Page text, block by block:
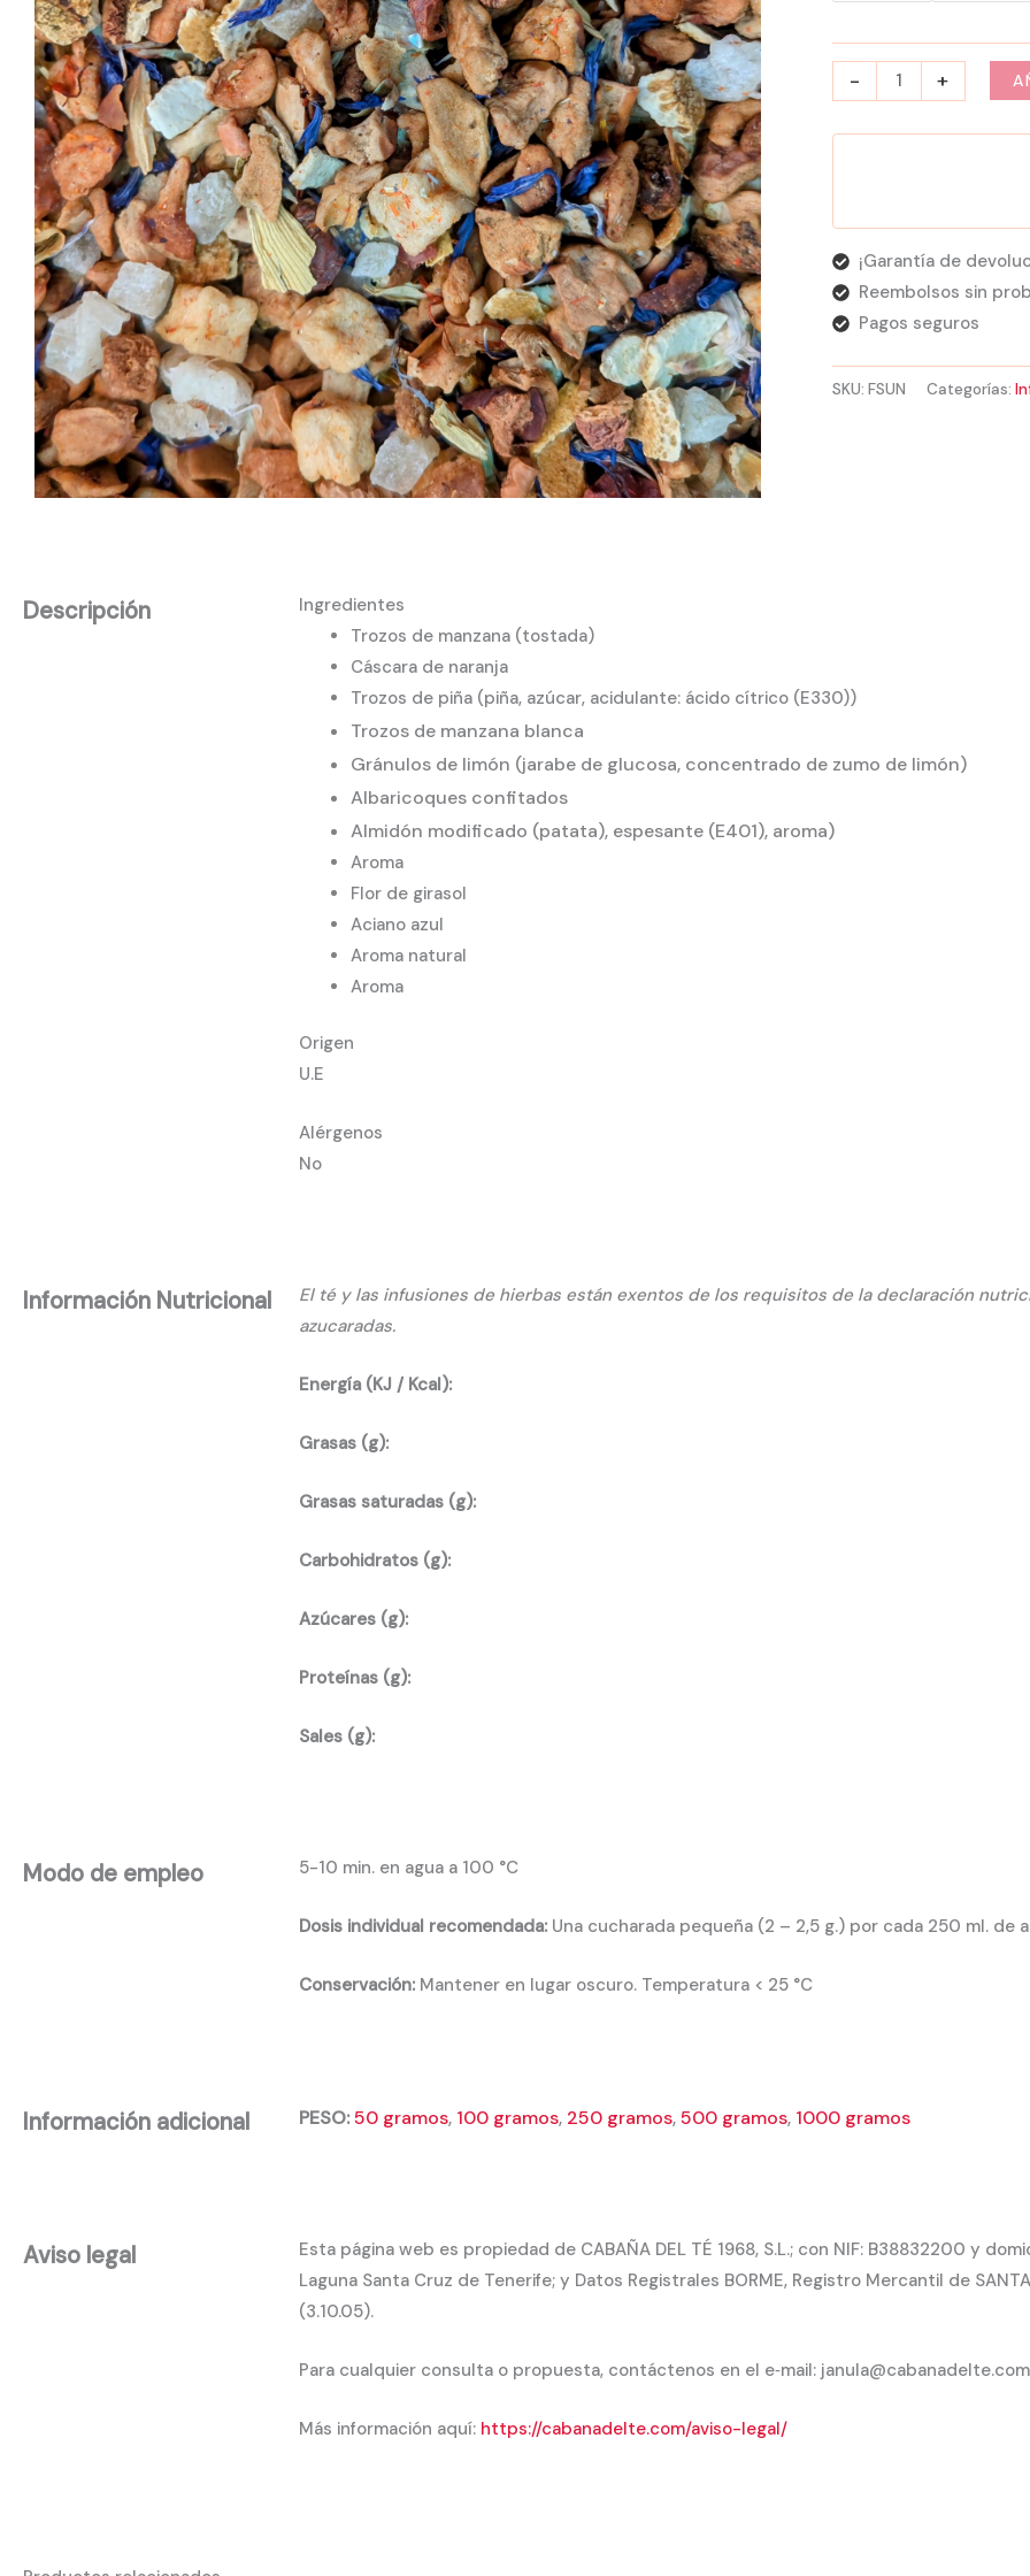
- +
¡Garantía de
Reembolsos sin
Pagos seguros
SKU:FSUN Categorías:
Descripción
Ingredientes
Trozos de manzana (tostada)
Cáscara de naranja
Trozos de piña (piña, azúcar, acidulante: ácido cítrico (E330))
Trozos de manzana blanca
Gránulos de limón (jarabe de glucosa, concentrado de zumo de limón)
Albaricoques confitados
Almidón modificado (patata), espesante (E401), aroma)
Aroma
Flor de girasol
Aciano azul
Aroma natural
Aroma
Origen
U.E
Alérgenos
No
Información Nutricional
El té y las infusiones de hierbas están exentos de los requisitos de la declaración
azucaradas.
Energía (KJ / Kcal):
Grasas (g):
Grasas saturadas (g):
Carbohidratos (g):
Azúcares (g):
Proteínas (g):
Sales (g):
Modo de empleo 5-10 min. en agua a 100 °C
Dosis individual recomendada: Una cucharada pequeña (2 – 2,5 g.) por cada 250 ml. de
Conservación: Mantener en lugar oscuro. Temperatura < 25 °C
Información adicional PESO:50 gramos, 100 gramos, 250 gramos,500 gramos, 1000 gramos
Aviso legal
Esta página web es propiedad de CABAÑA DEL TÉ 1968, S.L.; con NIF: B38832200 y
Laguna Santa Cruz de Tenerife; y Datos Registrales BORME, Registro Mercantil de SANTA
(3.10.05).
Para cualquier consulta o propuesta, contáctenos en el e‐mail: janula@cabanadelte.com
Más información aquí: https://cabanadelte.com/aviso-legal/